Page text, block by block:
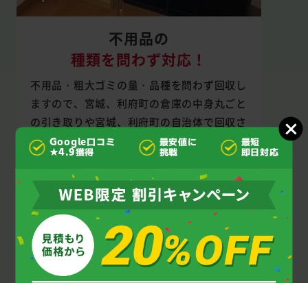
不用品の
種類を問わず対応！
不用品・粗大ゴミの量・品種を問わず回収し
ますので、宮城、利府町の倉庫の中身丸ごと
の引き取りや宮城、利府町の自治体で回収さ
れない不用品の回収もお任せを。
Google口コミ
★4.9獲得
最安値に
挑戦
最短
即日対応